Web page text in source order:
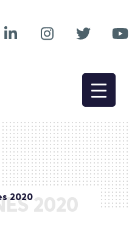
2020
2020